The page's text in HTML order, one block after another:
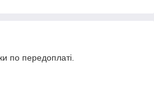
по передоплаті.